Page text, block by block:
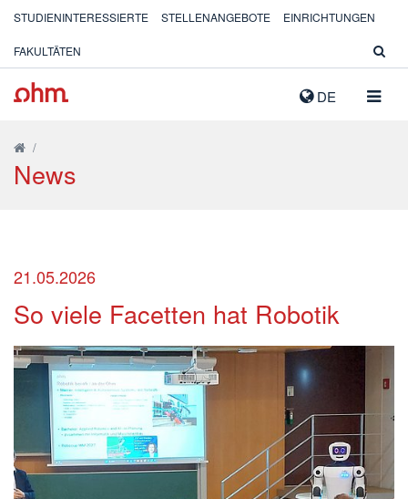
DE
STUDIENINTERESSIERTE STELLENANGEBOTE EINRICHTUNGEN
FAKULTÄTEN
/
News
21.05.2026
So viele Facetten hat Robotik